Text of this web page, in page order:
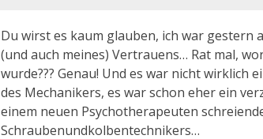
Du wirst es kaum glauben, ich war gestern
(und auch meines) Vertrauens… Rat mal,
wurde??? Genau! Und es war nicht wirklich
des Mechanikers, es war schon eher ein
einem neuen Psychotherapeuten
Schraubenundkolbentechnikers…